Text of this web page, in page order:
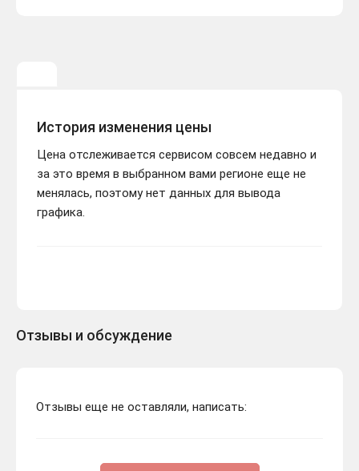
История изменения цены
Цена отслеживается сервисом совсем недавно и
за это время в выбранном вами регионе еще не
менялась, поэтому нет данных для вывода
графика.
Отзывы и обсуждение
Отзывы еще не оставляли, написать: